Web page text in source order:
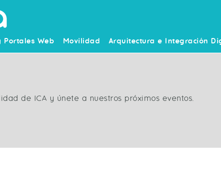
Portales Web Movilidad Arquitectura e Integración
de ICA y únete a nuestros próximos eventos.